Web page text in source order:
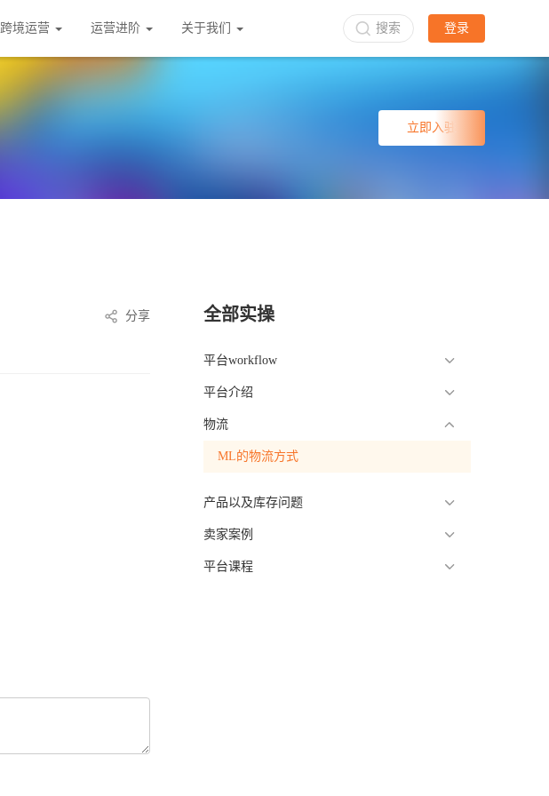
跨境运营 运营进阶 关于我们 搜索 登录
立即入驻
分享 全部实操
平台workflow
平台介绍
物流
ML的物流方式
产品以及库存问题
卖家案例
平台课程